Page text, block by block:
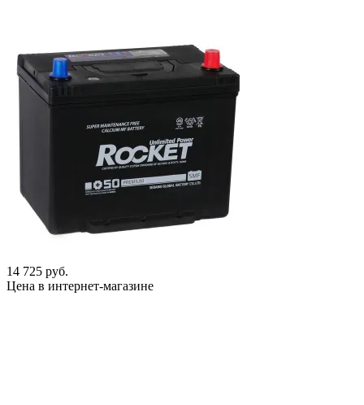
14 725 руб.
Цена в интернет-магазине